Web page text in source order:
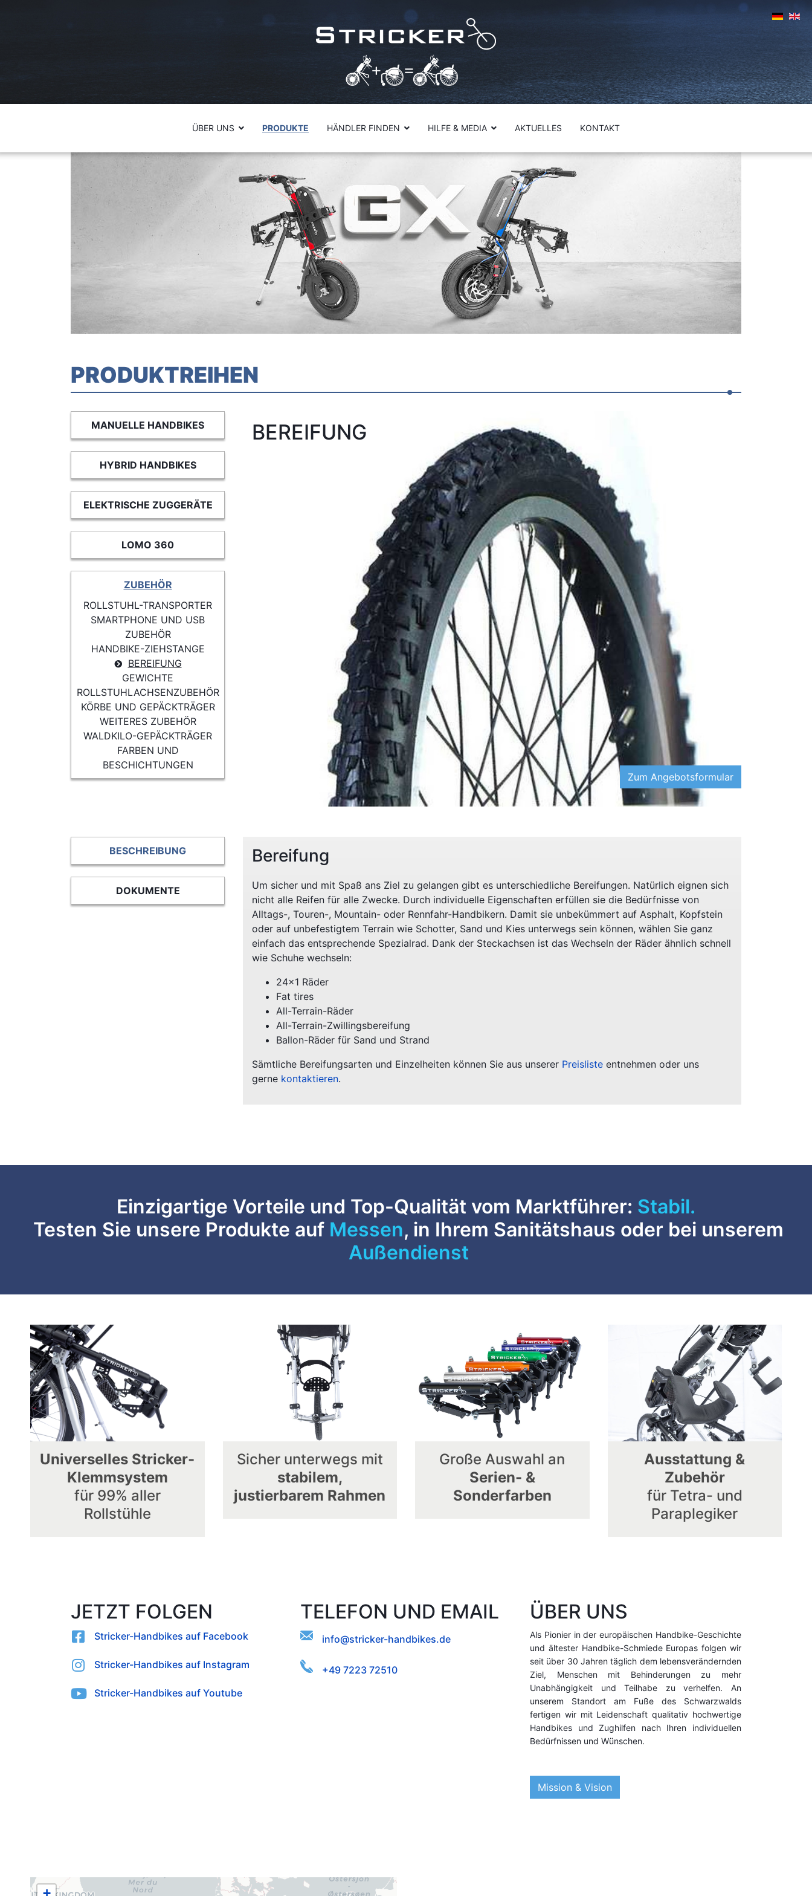
ÜBER UNS PRODUKTE HÄNDLER FINDEN HILFE & MEDIA AKTUELLES KONTAKT
PRODUKTREIHEN
MANUELLE HANDBIKES
HYBRID HANDBIKES
ELEKTRISCHE ZUGGERÄTE
LOMO 360
ZUBEHÖR
ROLLSTUHL-TRANSPORTER
SMARTPHONE UND USB
ZUBEHÖR
HANDBIKE-ZIEHSTANGE
BEREIFUNG
GEWICHTE
ROLLSTUHLACHSENZUBEHÖR
KÖRBE UND GEPÄCKTRÄGER
WEITERES ZUBEHÖR
WALDKILO-GEPÄCKTRÄGER
FARBEN UND
BESCHICHTUNGEN
Zum Angebotsformular
BEREIFUNG
BESCHREIBUNG
DOKUMENTE
Bereifung
Um sicher und mit Spaß ans Ziel zu gelangen gibt es unterschiedliche Bereifungen. Natürlich eignen sich
nicht alle Reifen für alle Zwecke. Durch individuelle Eigenschaften erfüllen sie die Bedürfnisse von
Alltags-, Touren-, Mountain- oder Rennfahr-Handbikern. Damit sie unbekümmert auf Asphalt, Kopfstein
oder auf unbefestigtem Terrain wie Schotter, Sand und Kies unterwegs sein können, wählen Sie ganz
einfach das entsprechende Spezialrad. Dank der Steckachsen ist das Wechseln der Räder ähnlich schnell
wie Schuhe wechseln:
24x1 Räder
Fat tires
All-Terrain-Räder
All-Terrain-Zwillingsbereifung
Ballon-Räder für Sand und Strand
Sämtliche Bereifungsarten und Einzelheiten können Sie aus unserer Preisliste entnehmen oder uns
gerne kontaktieren.
Einzigartige Vorteile und Top-Qualität vom Marktführer: Sicher.
Testen Sie unsere Produkte auf Messen, in Ihrem Sanitätshaus oder bei unserem
Außendienst
Universelles Stricker-
Klemmsystem
für 99% aller
Rollstühle
Sicher unterwegs mit
stabilem,
justierbarem Rahmen
Große Auswahl an
Serien- &
Sonderfarben
Ausstattung &
Zubehör
für Tetra- und
Paraplegiker
JETZT FOLGEN
Stricker-Handbikes auf Facebook
Stricker-Handbikes auf Instagram
Stricker-Handbikes auf Youtube
TELEFON UND EMAIL
atink-
idsdebrserfi.enock@h
+49 7223 72510
ÜBER UNS
Als Pionier in der europäischen Handbike-Geschichte
und ältester Handbike-Schmiede Europas folgen wir
seit über 30 Jahren täglich dem lebensverändernden
Ziel, Menschen mit Behinderungen zu mehr
Unabhängigkeit und Teilhabe zu verhelfen. An
unserem Standort am Fuße des Schwarzwalds
fertigen wir mit Leidenschaft qualitativ hochwertige
Handbikes und Zughilfen nach Ihren individuellen
Bedürfnissen und Wünschen.
Mission & Vision